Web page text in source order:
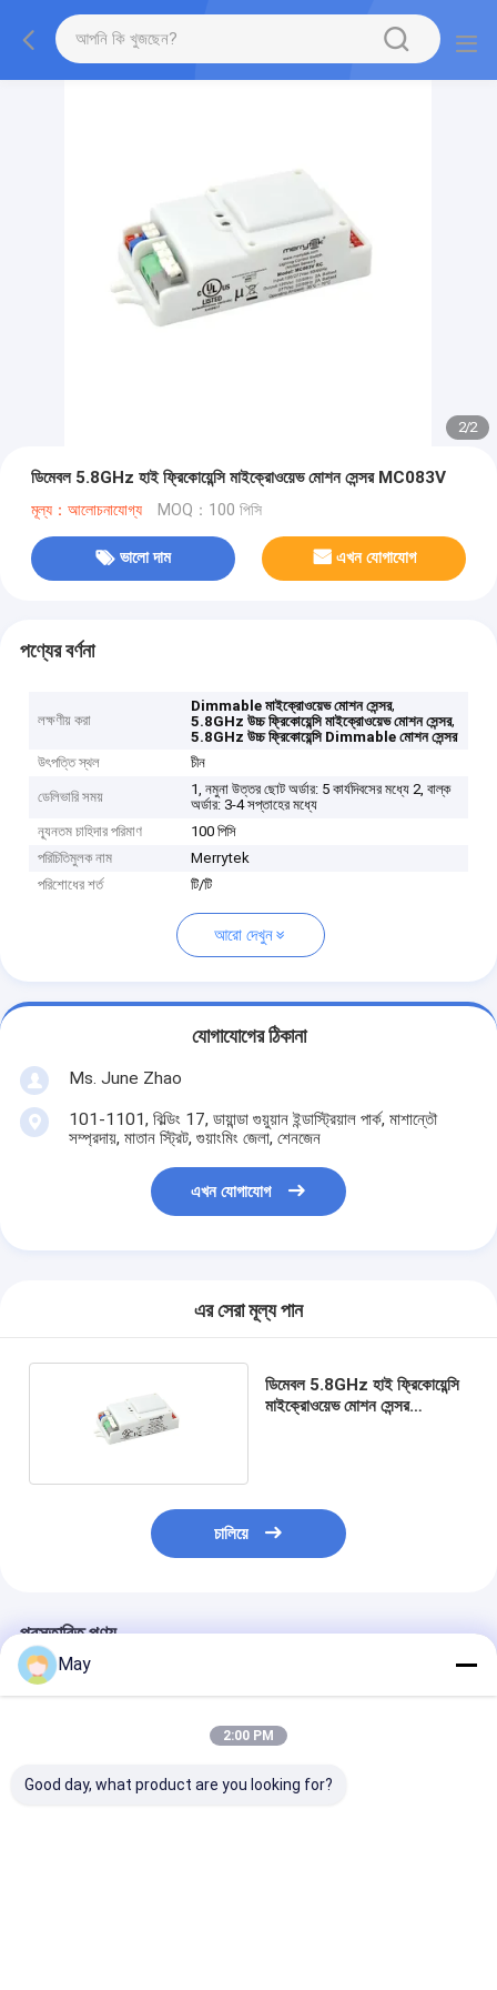
2/2
ডিমেবল 5.8GHz হাই ফ্রিকোয়েন্সি মাইক্রোওয়েভ মোশন সেন্সর MC083V
মূল্য：আলোচনাযোগ্য MOQ：100 পিসি
ভালো দাম এখন যোগাযোগ
পণ্যের বর্ণনা
লক্ষণীয় করা
Dimmable মাইক্রোওয়েভ মোশন সেন্সর,
5.8GHz উচ্চ ফ্রিকোয়েন্সি মাইক্রোওয়েভ মোশন সেন্সর,
5.8GHz উচ্চ ফ্রিকোয়েন্সি Dimmable মোশন সেন্সর
উৎপত্তি স্থল
চীন
ডেলিভারি সময়
1, নমুনা উত্তর ছোট অর্ডার: 5 কার্যদিবসের মধ্যে 2, বাল্ক
অর্ডার: 3-4 সপ্তাহের মধ্যে
ন্যূনতম চাহিদার পরিমাণ
100 পিসি
পরিচিতিমুলক নাম
Merrytek
পরিশোধের শর্ত
টি/টি
আরো দেখুন
যোগাযোগের ঠিকানা
Ms. June Zhao
101-1101, বিল্ডিং 17, ডায়ান্ডা গুয়ুয়ান ইন্ডাস্ট্রিয়াল পার্ক, মাশান্তৌ
সম্প্রদায়, মাতান স্ট্রিট, গুয়াংমিং জেলা, শেনজেন
এখন যোগাযোগ
এর সেরা মূল্য পান
ডিমেবল 5.8GHz হাই ফ্রিকোয়েন্সি
মাইক্রোওয়েভ মোশন সেন্সর
চালিয়ে
প্রস্তাবিত পণ্য
May
2:00 PM
Good day, what product are you looking for?